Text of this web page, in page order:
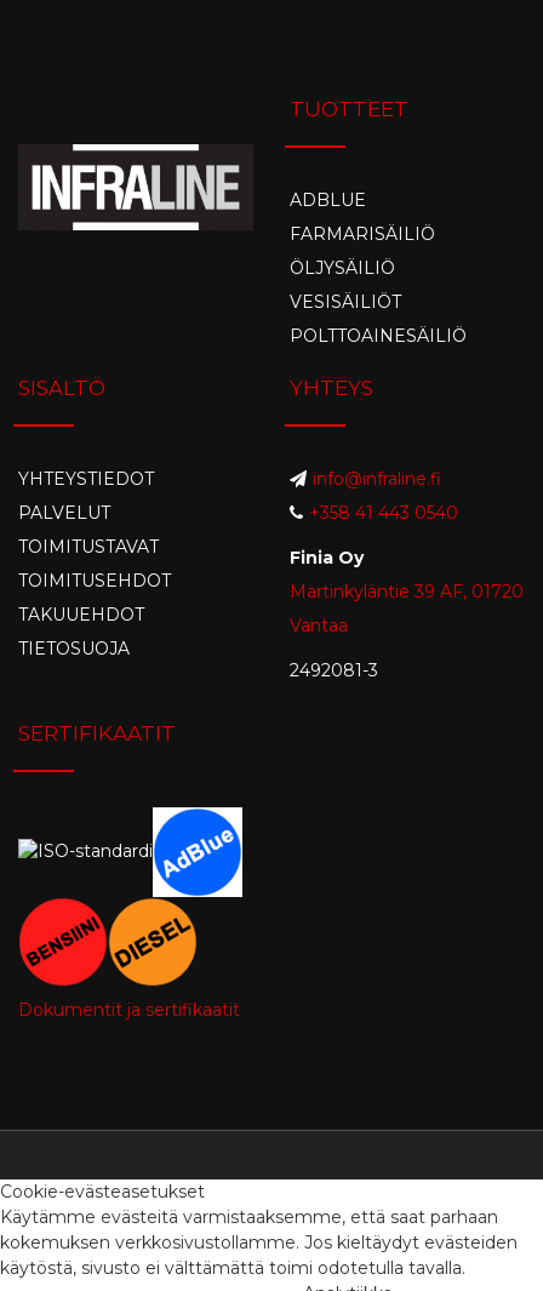
TUOTTEET
ADBLUE
FARMARISÄILIÖ
ÖLJYSÄILIÖ
VESISÄILIÖT
POLTTOAINESÄILIÖ
SISÄLTÖ
YHTEYSTIEDOT
PALVELUT
TOIMITUSTAVAT
TOIMITUSEHDOT
TAKUUEHDOT
TIETOSUOJA
YHTEYS
info@infraline.fi
+358 41 443 0540
Finia Oy
Martinkyläntie 39 AF, 01720
Vantaa
2492081-3
SERTIFIKAATIT
Dokumentit ja sertifikaatit
Cookie-evästeasetukset
Käytämme evästeitä varmistaaksemme, että saat parhaan
kokemuksen verkkosivustollamme. Jos kieltäydyt evästeiden
käytöstä, sivusto ei välttämättä toimi odotetulla tavalla.